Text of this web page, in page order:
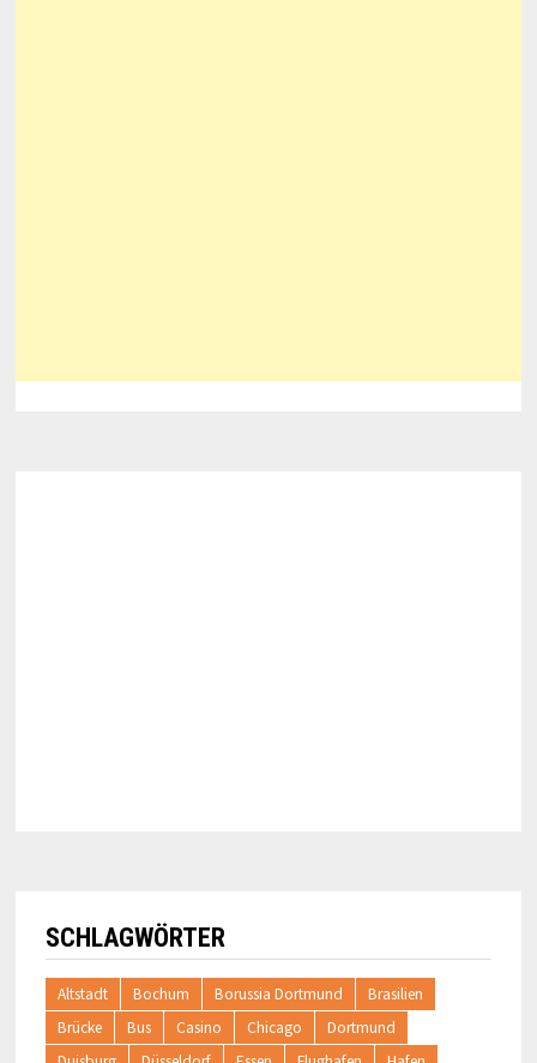
SCHLAGWÖRTER
Altstadt Bochum Borussia Dortmund
Brasilien
Brücke
Bus Casino Chicago
Dortmund